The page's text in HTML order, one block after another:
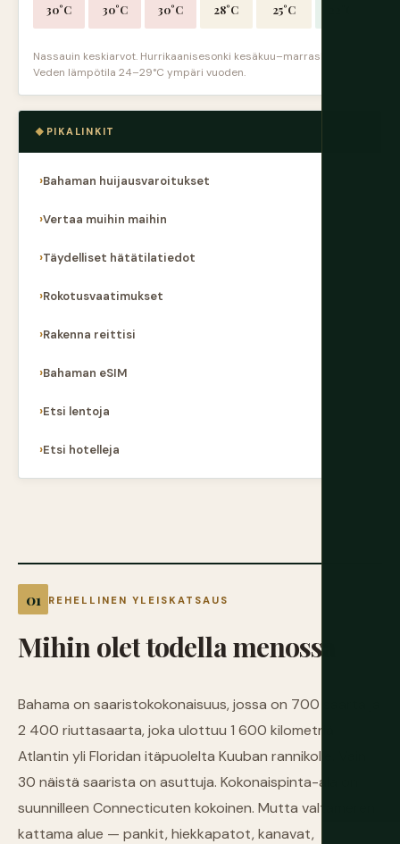
REHELLINEN YLEISKATSAUS
Mihin olettodellamenossa
Bahama on saaristokokonaisuus, jossa on 700 saarta ja
2 400 riuttasaarta, joka ulottuu 1 600 kilometriä
Atlantin yli Floridan itäpuolelta Kuuban rannikolle. Vain
30 näistä saarista on asuttuja. Kokonaispinta-ala on
suunnilleen Connecticuten kokoinen. Mutta valtameren
kattama alue — pankit, hiekkapatot, kanavat,
30°C 30°C 30°C 28°C 25°C
Nassauin keskiarvot. Hurrikaanisesonki kesäkuu–marraskuu.
Veden lämpötila 24–29°C ympäri vuoden.
PIKALINKIT
Bahaman huijausvaroitukset
Vertaa muihin maihin
Täydelliset hätätilatiedot
Rokotusvaatimukset
Rakenna reittisi
Bahaman eSIM
Etsi lentoja
Etsi hotelleja